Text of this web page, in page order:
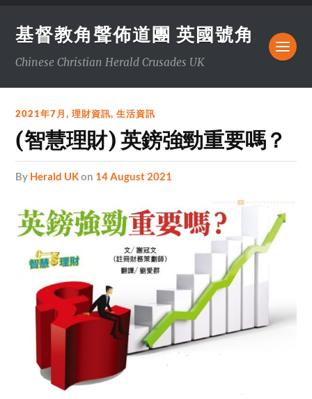
基督教角聲佈道團 英國號角
Chinese Christian Herald Crusades UK
2021年7月,理財資訊,生活資訊
(智慧理財) 英鎊強勁重要嗎？
by Herald UKon 14 August 2021